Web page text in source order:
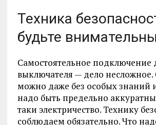
Техника
будьте внимательны
Самостоятельное подключение
выключателя — дело несложное.
можно даже без особых знаний
надо быть предельно
таки электричество. Технику
соблюдаем обязательно. Что